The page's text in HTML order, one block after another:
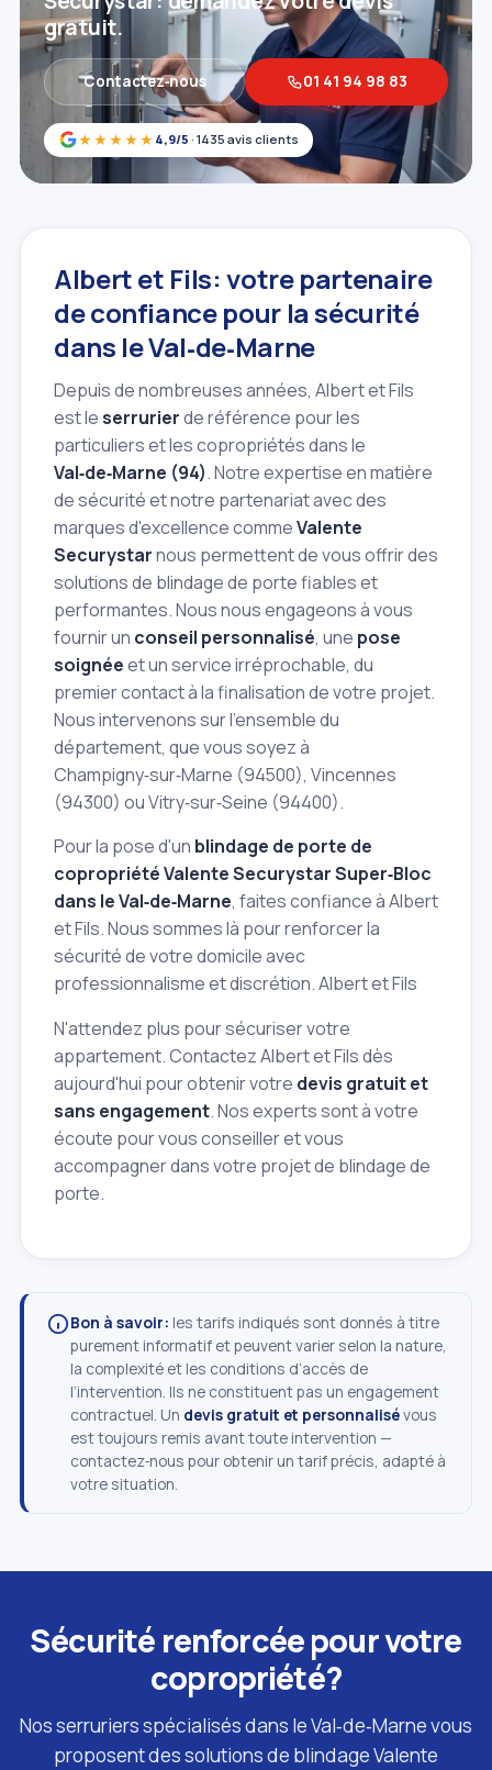
★★★★★ 4,9/5 · 1435 avis clients
gratuit.
Contactez‑nous 01 41 94 98 83
Albert et Fils: votre partenaire
de confiance pour la sécurité
dans le Val‑de‑Marne
Depuis de nombreuses années, Albert et Fils
est leserrurierde référence pour les
particuliers et les copropriétés dans le
Val‑de‑Marne (94). Notre expertise en matière
de sécurité et notre partenariat avec des
marques d'excellence commeValente
Securystarnous permettent de vous offrir des
solutions de blindage de porte fiables et
performantes. Nous nous engageons à vous
fournir un conseil personnalisé, une pose
soignéeet un service irréprochable, du
premier contact à la finalisation de votre projet.
Nous intervenons sur l'ensemble du
département, que vous soyez à
Champigny‑sur‑Marne (94500), Vincennes
(94300) ou Vitry‑sur‑Seine (94400).
Pour la pose d'un blindage de porte de
copropriété Valente Securystar Super‑Bloc
dans le Val‑de‑Marne, faites confiance à Albert
et Fils. Nous sommes là pour renforcer la
sécurité de votre domicile avec
professionnalisme et discrétion. Albert et Fils
N'attendez plus pour sécuriser votre
appartement. Contactez Albert et Fils dès
aujourd'hui pour obtenir votre devis gratuit et
sans engagement. Nos experts sont à votre
écoute pour vous conseiller et vous
accompagner dans votre projet de blindage de
porte.
Bon à savoir: les tarifs indiqués sont donnés à titre
purement informatif et peuvent varier selon la nature,
la complexité et les conditions d’accès de
l’intervention. Ils ne constituent pas un engagement
contractuel. Un devis gratuit et personnalisévous
est toujours remis avant toute intervention —
contactez‑nous pour obtenir un tarif précis, adapté à
votre situation.
Sécurité renforcée pour votre
copropriété?
Nos serruriers spécialisés dans le Val‑de‑Marne vous
proposent des solutions de blindage Valente